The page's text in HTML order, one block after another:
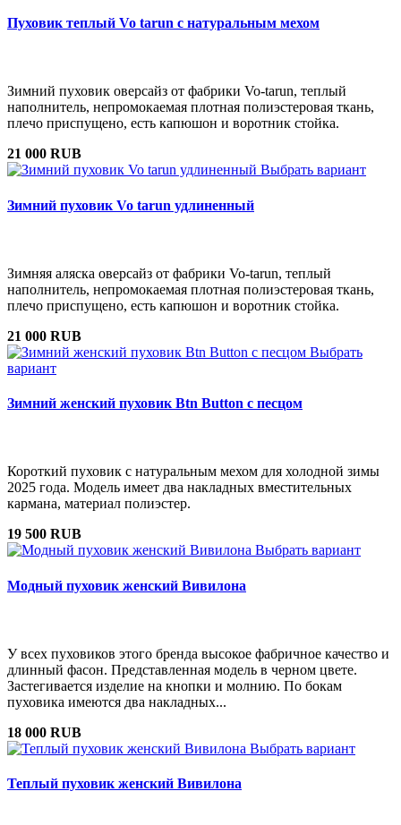
Пуховик теплый Vo tarun с натуральным мехом
Зимний пуховик оверсайз от фабрики Vo-tarun, теплый
наполнитель, непромокаемая плотная полиэстеровая ткань,
плечо приспущено, есть капюшон и воротник стойка.
21 000 RUB
Выбрать вариант
Зимний пуховик Vo tarun удлиненный
Зимняя аляска оверсайз от фабрики Vo-tarun, теплый
наполнитель, непромокаемая плотная полиэстеровая ткань,
плечо приспущено, есть капюшон и воротник стойка.
21 000 RUB
Выбрать
вариант
Зимний женский пуховик Btn Button с песцом
Короткий пуховик с натуральным мехом для холодной зимы
2025 года. Модель имеет два накладных вместительных
кармана, материал полиэстер.
19 500 RUB
Выбрать вариант
Модный пуховик женский Вивилона
У всех пуховиков этого бренда высокое фабричное качество и
длинный фасон. Представленная модель в черном цвете.
Застегивается изделие на кнопки и молнию. По бокам
пуховика имеются два накладных...
18 000 RUB
Выбрать вариант
Теплый пуховик женский Вивилона